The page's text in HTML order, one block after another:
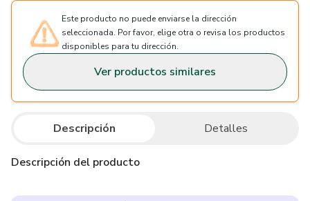
Este producto no puede enviarse la dirección
seleccionada. Por favor, elige otra o revisa los productos
disponibles para tu dirección.
Ver productos similares
Descripción Detalles
Descripción del producto